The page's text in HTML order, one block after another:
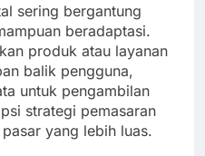
sering bergantung
beradaptasi.
produk atau layanan
balik pengguna,
untuk pengambilan
strategi pemasaran
yang lebih luas.